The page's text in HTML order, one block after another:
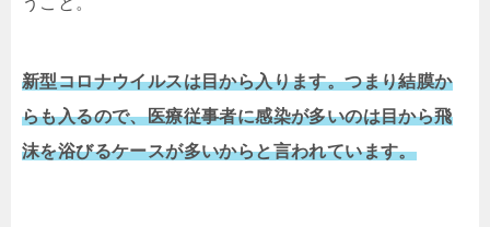
新型コロナウイルスは目から入ります。つまり結膜か
らも入るので、医療従事者に感染が多いのは目から飛
沫を浴びるケースが多いからと言われています。